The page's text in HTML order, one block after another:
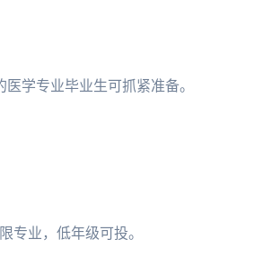
学专业毕业生可抓紧准备。
专业，低年级可投。